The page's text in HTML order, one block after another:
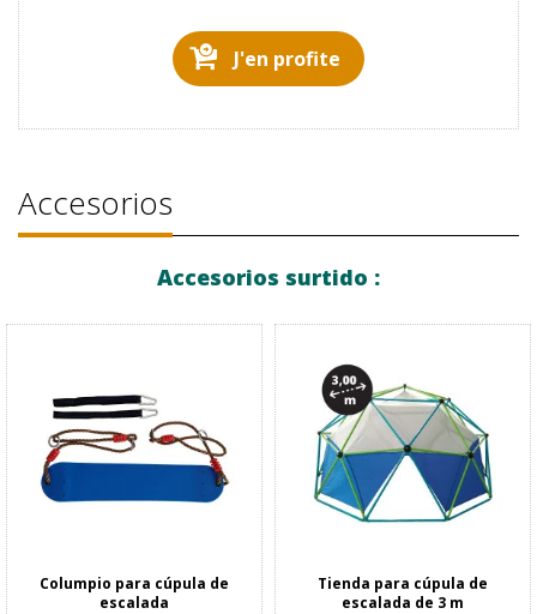
J'en profite
Accesorios
Accesorios surtido :
Columpio para cúpula de
escalada
Tienda para cúpula de
escalada de 3 m